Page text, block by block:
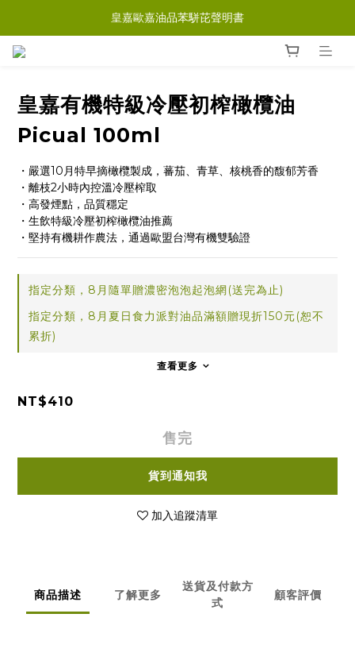
皇嘉歐嘉油品苯駢芘聲明書
皇嘉有機特級冷壓初榨橄欖油
Picual 100ml
・嚴選10月特早摘橄欖製成，蕃茄、青草、核桃香的馥郁芳香
・離枝2小時內控溫冷壓榨取
・高發煙點，品質穩定
・生飲特級冷壓初榨橄欖油推薦
・堅持有機耕作農法，通過歐盟台灣有機雙驗證
指定分類，8月隨單贈濃密泡泡起泡網(送完為止)
指定分類，8月夏日食力派對油品滿額贈現折150元(恕不
累折)
查看更多
NT$410
售完
貨到通知我
加入追蹤清單
商品描述 了解更多
送貨及付款方
式
顧客評價